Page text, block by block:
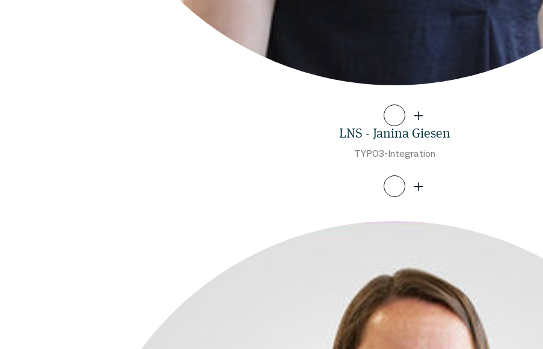
LNS - Janina Giesen
TYPO3-Integration